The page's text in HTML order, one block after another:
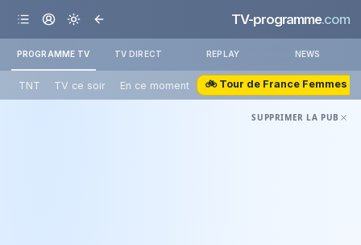
TV-programme.com
PROGRAMME TV TV DIRECT REPLAY NEWS
TNT TV ce soir En ce moment 🚲 Tour de France Femmes
SUPPRIMER LA PUB